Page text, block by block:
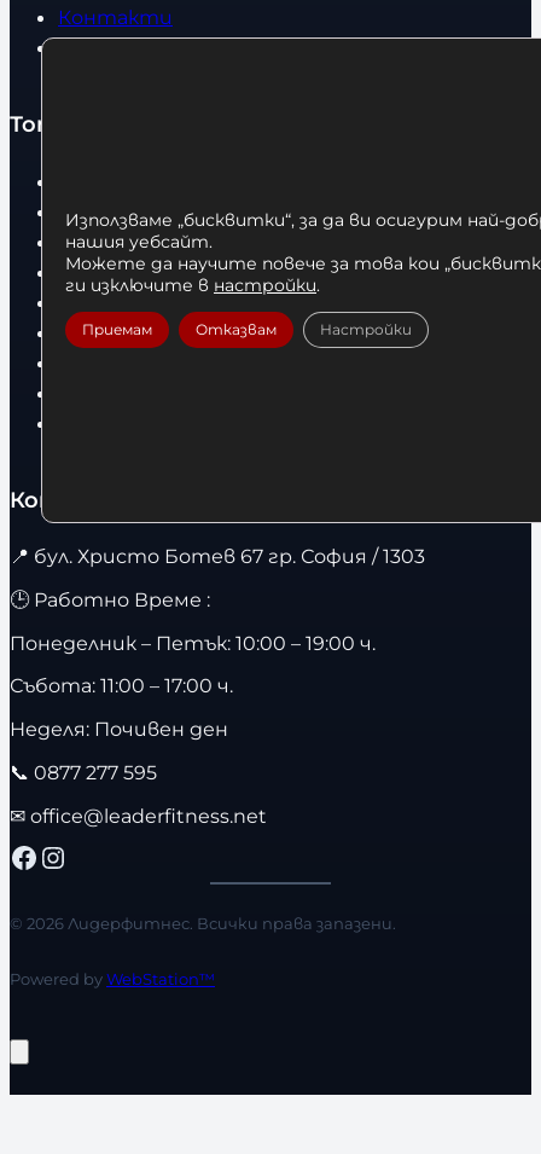
Контакти
Статии
Топ категории
Боксови чували
Боксови ръкавици
Дрехи
Детски дрехи
Суичъри
Контакти
📍 бул. Христо Ботев 67 гр. София / 1303
🕒 Работно Време :
Понеделник – Петък: 10:00 – 19:00 ч.
Събота: 11:00 – 17:00 ч.
Неделя: Почивен ден
📞 0877 277 595
✉ office@leaderfitness.net
Facebook Instagram
© 2026 Лидерфитнес. Всички права запазени.
Powered byWebStation™
Използваме „бисквитки“, за да ви осигурим най-
нашия уебсайт.
Можете да научите повече за това кои
ги изключите в настройки.
Приемам Отказвам Настройки